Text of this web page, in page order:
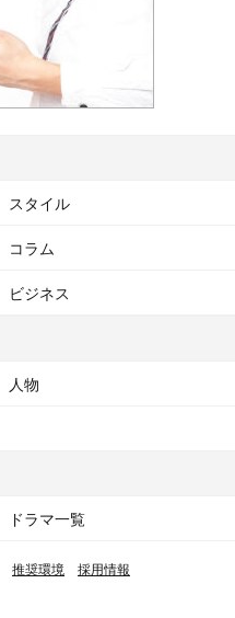
スタイル
コラム
ビジネス
人物
ドラマ一覧
推奨環境 採用情報